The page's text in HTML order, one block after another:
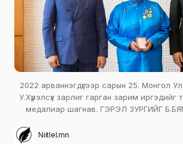
2022 арваннэгдүгээр сарын 25. Монгол
У.Хүрэлсүх зарлиг гарган зарим иргэдийг
медалиар шагнав. ГЭРЭЛ ЗУРГИЙГ
Niitlel.mn